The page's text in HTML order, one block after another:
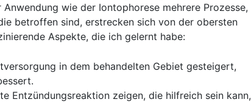
wie der Iontophorese mehrere Prozesse,
betroffen sind, erstrecken sich von der obersten
Aspekte, die ⁢ich gelernt habe:
in dem ‍behandelten Gebiet gesteigert,
Entzündungsreaktion zeigen, die hilfreich sein kann,